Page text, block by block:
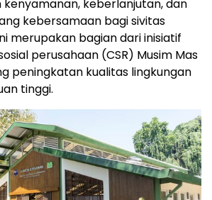
keberlanjutan, dan
kebersamaan bagi sivitas
merupakan bagian dari inisiatif
perusahaan (CSR) Musim Mas
peningkatan kualitas lingkungan
tinggi.